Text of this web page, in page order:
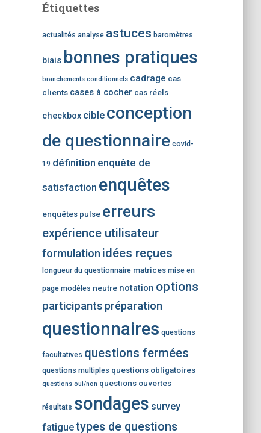
Étiquettes
actualités analyse astuces baromètres
biais bonnes pratiques
branchements conditionnels cadrage cas
clients cases à cocher cas réels
checkbox cible conception
de questionnaire covid-
19 définition enquête de
satisfaction enquêtes
enquêtes pulse erreurs
expérience utilisateur
formulation idées reçues
longueur du questionnaire matrices mise en
page modèles neutre notation options
participants préparation
questionnaires questions
facultatives questions fermées
questions multiples questions obligatoires
questions oui/non questions ouvertes
résultats sondages survey
fatiguetypes de questions